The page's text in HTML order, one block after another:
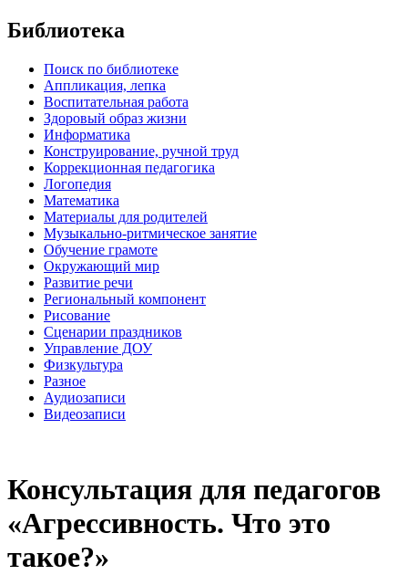
Библиотека
Поиск по библиотеке
Аппликация, лепка
Воспитательная работа
Здоровый образ жизни
Информатика
Конструирование, ручной труд
Коррекционная педагогика
Логопедия
Математика
Материалы для родителей
Музыкально-ритмическое занятие
Обучение грамоте
Окружающий мир
Развитие речи
Региональный компонент
Рисование
Сценарии праздников
Управление ДОУ
Физкультура
Разное
Аудиозаписи
Видеозаписи
Консультация для педагогов
«Агрессивность. Что это
такое?»